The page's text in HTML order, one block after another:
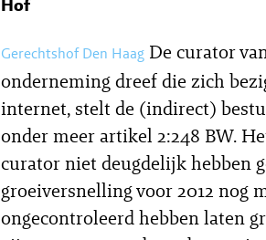
Hof
Gerechtshof Den Haag De curator
onderneming dreef die zich
internet, stelt de (indirect)
onder meer artikel 2:248 BW.
curator niet deugdelijk hebben
groeiversnelling voor 2012 nog
ongecontroleerd hebben laten